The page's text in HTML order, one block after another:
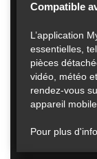
Compatible
L’application
essentielles,
pièces
vidéo, météo
rendez-vous
appareil mobile.
Pour plus